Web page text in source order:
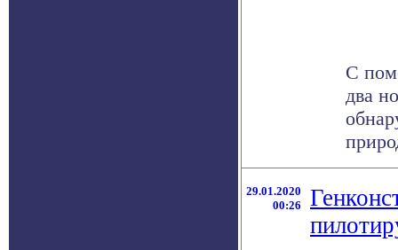
С
два
29.01.2020
00:26